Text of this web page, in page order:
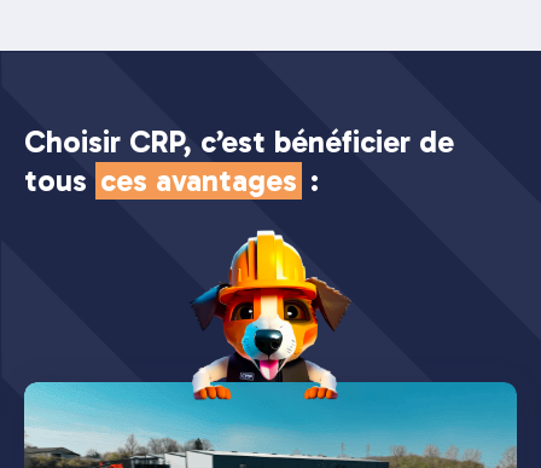
Choisir CRP, c’est bénéficier de
tous ces avantages :